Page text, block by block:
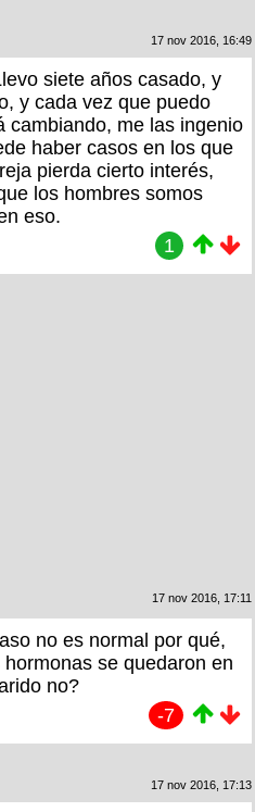
17 nov 2016, 16:49
siete años casado, y
y cada vez que puedo
cambiando, me las ingenio
haber casos en los que
pierda cierto interés,
los hombres somos
eso.
1
17 nov 2016, 17:11
no es normal por qué,
se quedaron en
no?
-7
17 nov 2016, 17:13